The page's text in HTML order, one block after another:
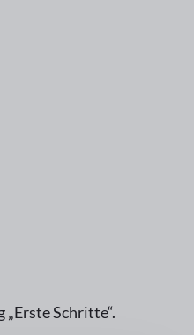
Schritte“.